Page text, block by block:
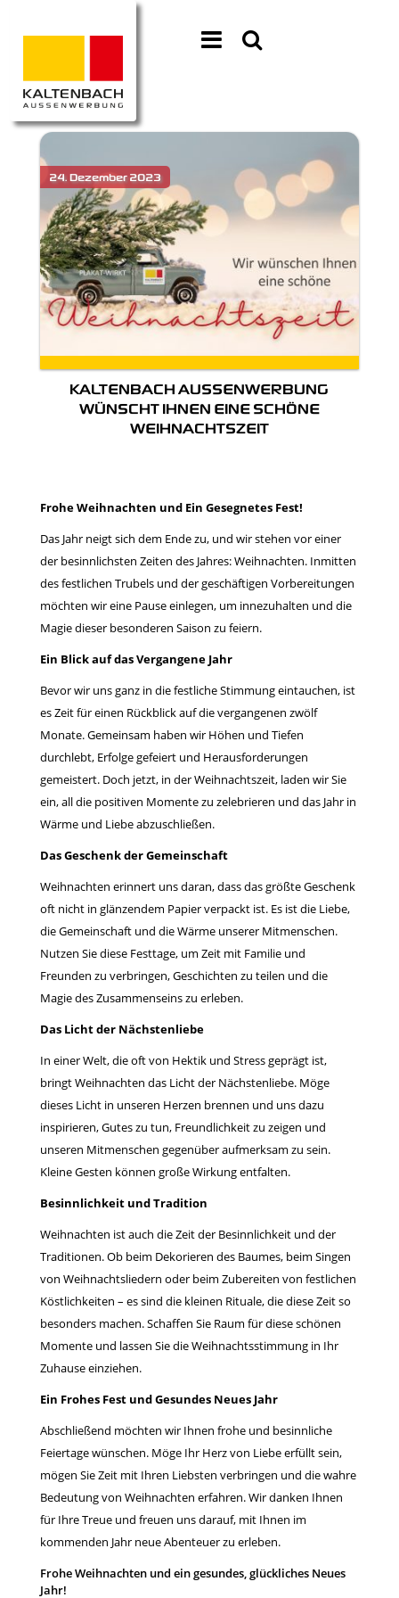
KALTENBACH AUSSENWERBUNG
WÜNSCHT IHNEN EINE SCHÖNE
WEIHNACHTSZEIT
Frohe Weihnachten und Ein Gesegnetes Fest!
Das Jahr neigt sich dem Ende zu, und wir stehen vor einer
der besinnlichsten Zeiten des Jahres: Weihnachten. Inmitten
des festlichen Trubels und der geschäftigen Vorbereitungen
möchten wir eine Pause einlegen, um innezuhalten und die
Magie dieser besonderen Saison zu feiern.
Ein Blick auf das Vergangene Jahr
Bevor wir uns ganz in die festliche Stimmung eintauchen, ist
es Zeit für einen Rückblick auf die vergangenen zwölf
Monate. Gemeinsam haben wir Höhen und Tiefen
durchlebt, Erfolge gefeiert und Herausforderungen
gemeistert. Doch jetzt, in der Weihnachtszeit, laden wir Sie
ein, all die positiven Momente zu zelebrieren und das Jahr in
Wärme und Liebe abzuschließen.
Das Geschenk der Gemeinschaft
Weihnachten erinnert uns daran, dass das größte Geschenk
oft nicht in glänzendem Papier verpackt ist. Es ist die Liebe,
die Gemeinschaft und die Wärme unserer Mitmenschen.
Nutzen Sie diese Festtage, um Zeit mit Familie und
Freunden zu verbringen, Geschichten zu teilen und die
Magie des Zusammenseins zu erleben.
Das Licht der Nächstenliebe
In einer Welt, die oft von Hektik und Stress geprägt ist,
bringt Weihnachten das Licht der Nächstenliebe. Möge
dieses Licht in unseren Herzen brennen und uns dazu
inspirieren, Gutes zu tun, Freundlichkeit zu zeigen und
unseren Mitmenschen gegenüber aufmerksam zu sein.
Kleine Gesten können große Wirkung entfalten.
Besinnlichkeit und Tradition
Weihnachten ist auch die Zeit der Besinnlichkeit und der
Traditionen. Ob beim Dekorieren des Baumes, beim Singen
von Weihnachtsliedern oder beim Zubereiten von festlichen
Köstlichkeiten – es sind die kleinen Rituale, die diese Zeit so
besonders machen. Schaffen Sie Raum für diese schönen
Momente und lassen Sie die Weihnachtsstimmung in Ihr
Zuhause einziehen.
Ein Frohes Fest und Gesundes Neues Jahr
Abschließend möchten wir Ihnen frohe und besinnliche
Feiertage wünschen. Möge Ihr Herz von Liebe erfüllt sein,
mögen Sie Zeit mit Ihren Liebsten verbringen und die wahre
Bedeutung von Weihnachten erfahren. Wir danken Ihnen
für Ihre Treue und freuen uns darauf, mit Ihnen im
kommenden Jahr neue Abenteuer zu erleben.
Frohe Weihnachten und ein gesundes, glückliches Neues
Jahr!